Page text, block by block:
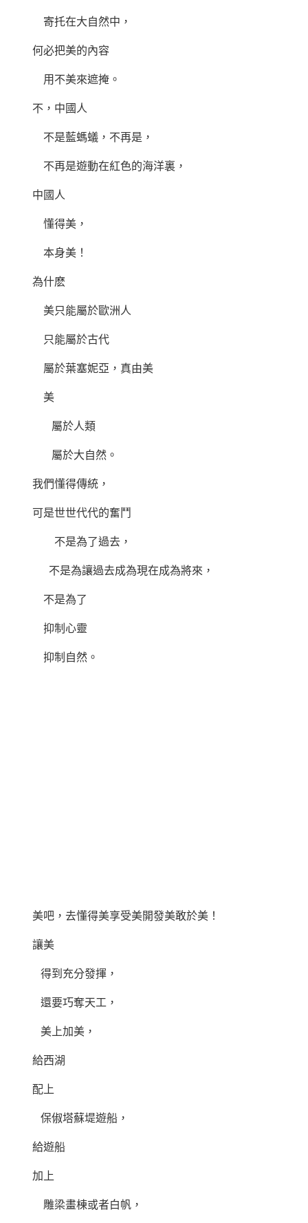
寄托在大自然中，
何必把美的內容
用不美來遮掩。
不，中國人
不是藍螞蟻，不再是，
不再是遊動在紅色的海洋裏，
中國人
懂得美，
本身美！
為什麽
美只能屬於歐洲人
只能屬於古代
屬於葉塞妮亞，真由美
美
屬於人類
屬於大自然。
我們懂得傳統，
可是世世代代的奮鬥
不是為了過去，
不是為讓過去成為現在成為將來，
不是為了
抑制心靈
抑制自然。
美吧，去懂得美享受美開發美敢於美！
讓美
得到充分發揮，
還要巧奪天工，
美上加美，
給西湖
配上
保俶塔蘇堤遊船，
給遊船
加上
雕梁畫棟或者白帆，